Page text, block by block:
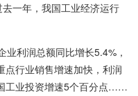
一年，我国工业经济运行
利润总额同比增长5.4%，
点行业销售增速加快，利润
工业投资增速5个百分点……